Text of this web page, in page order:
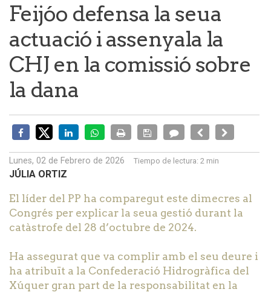
Feijóo defensa la seua
actuació i assenyala la
CHJ en la comissió sobre
la dana
Lunes, 02 de Febrero de 2026 Tiempo de lectura: 2 min
JÚLIA ORTIZ
El líder del PP ha comparegut este dimecres al
Congrés per explicar la seua gestió durant la
catàstrofe del 28 d’octubre de 2024.
Ha assegurat que va complir amb el seu deure i
ha atribuït a la Confederació Hidrogràfica del
Xúquer gran part de la responsabilitat en la